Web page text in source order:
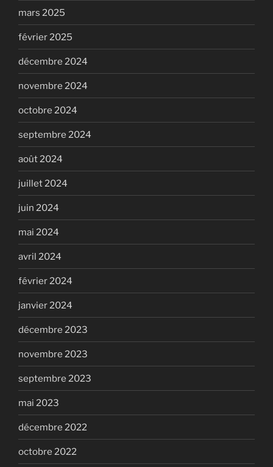
mars 2025
février 2025
décembre 2024
novembre 2024
octobre 2024
septembre 2024
août 2024
juillet 2024
juin 2024
mai 2024
avril 2024
février 2024
janvier 2024
décembre 2023
novembre 2023
septembre 2023
mai 2023
décembre 2022
octobre 2022